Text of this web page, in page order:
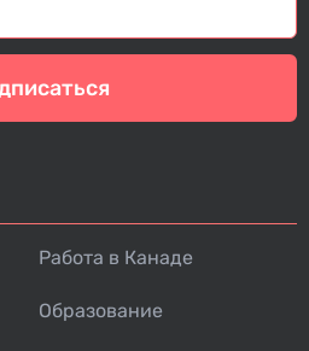
Работа в Канаде
Образование